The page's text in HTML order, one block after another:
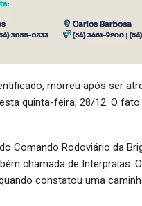
morreu após ser
quinta-feira, 28/12. O
Comando Rodoviário da
chamada de Interpraias.
constatou uma